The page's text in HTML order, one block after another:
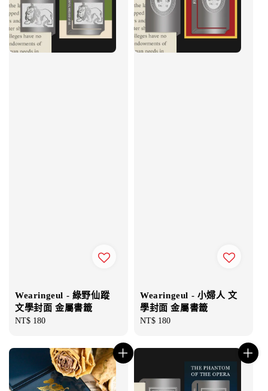
Wearingeul - 綠野仙蹤
文學封面 金屬書籤
Regular
NT$ 180
Wearingeul - 小婦人 文
學封面 金屬書籤
Regular
NT$ 180